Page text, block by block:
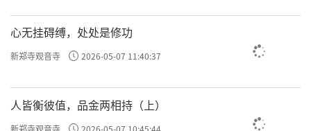
心无挂碍缚，处处是修功
新郑寺观音寺 2026-05-07 11:40:37
人皆衡彼值，品金两相持（上）